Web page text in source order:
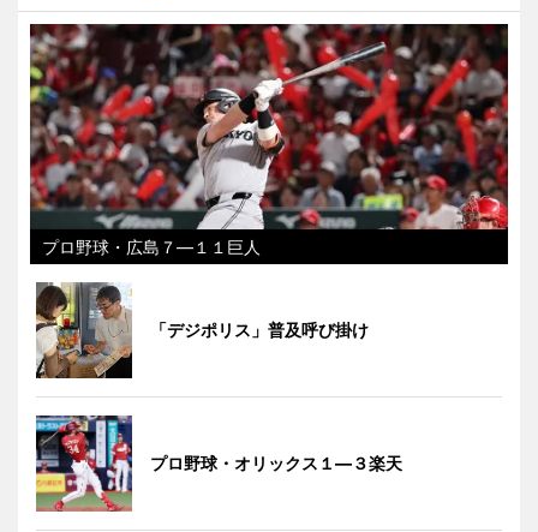
プロ野球・広島７―１１巨人
「デジポリス」普及呼び掛け
プロ野球・オリックス１―３楽天